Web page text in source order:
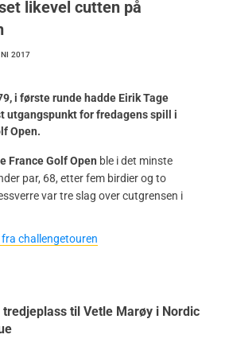
likevel cutten på
2017
i første runde hadde Eirik Tage
utgangspunkt for fredagens spill i
Open.
France Golf Open ble i det minste
par, 68, etter fem birdier og to
var tre slag over cutgrensen i
challengetouren
til Vetle Marøy i Nordic